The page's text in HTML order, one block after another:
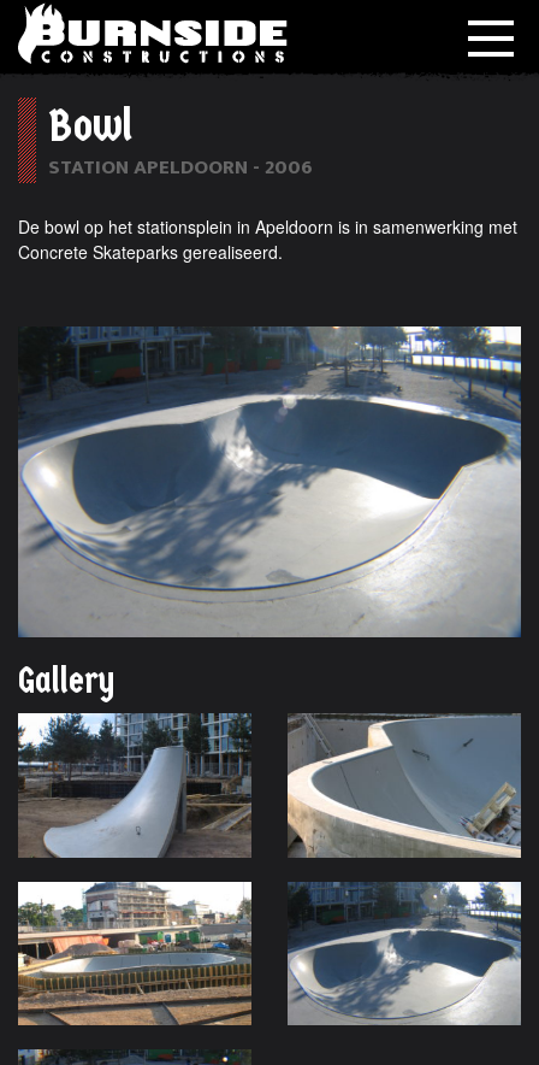
Bowl
STATION APELDOORN - 2006
De bowl op het stationsplein in Apeldoorn is in samenwerking met
Concrete Skateparks gerealiseerd.
Gallery